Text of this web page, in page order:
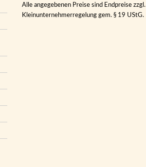
Alle angegebenen Preise sind Endpreise
Kleinunternehmerregelung gem. § 19 UStG.